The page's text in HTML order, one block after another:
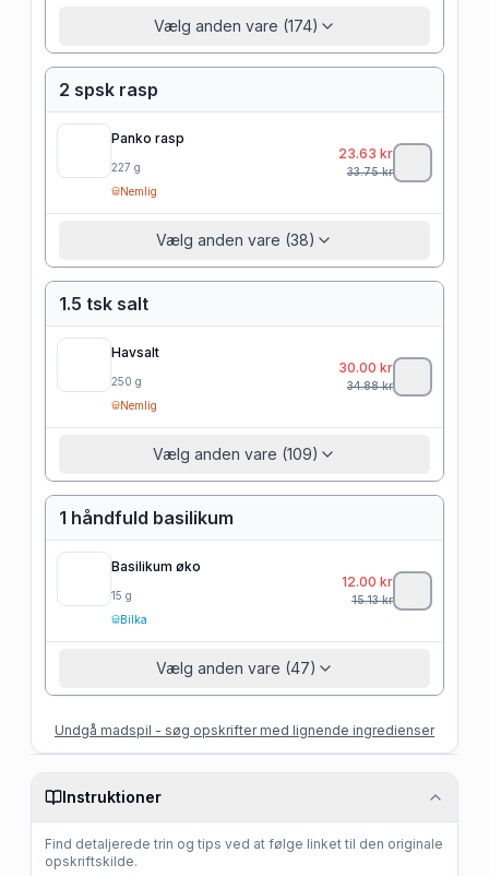
Vælg anden vare (174)
2 spsk rasp
Panko rasp
227 g
Nemlig
23.63 kr
33.75kr
Vælg anden vare (38)
1.5 tsk salt
Havsalt
250 g
Nemlig
30.00 kr
34.88kr
Vælg anden vare (109)
1 håndfuld basilikum
Basilikum øko
15 g
Bilka
12.00 kr
15.13kr
Vælg anden vare (47)
Undgå madspil - søg opskrifter med lignende ingredienser
Instruktioner
Find detaljerede trin og tips ved at følge linket til den originale
opskriftskilde.